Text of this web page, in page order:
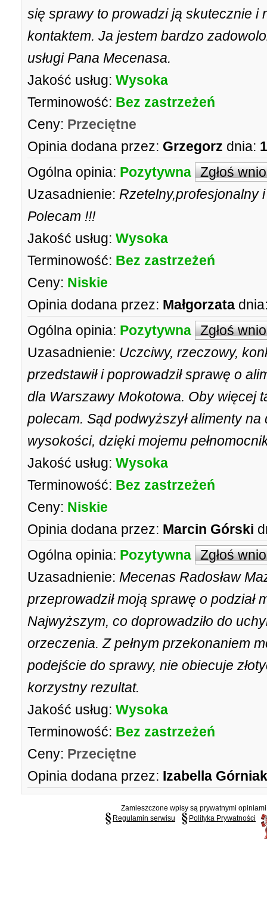
się sprawy to prowadzi ją skutecznie i
kontaktem. Ja jestem bardzo
usługi Pana Mecenasa.
Jakość usług: Wysoka
Terminowość: Bez zastrzeżeń
Ceny: Przeciętne
Opinia dodana przez: Grzegorz dnia:
Ogólna opinia: Pozytywna Zgłoś
Uzasadnienie: Rzetelny,profesjonalny
Polecam !!!
Jakość usług: Wysoka
Terminowość: Bez zastrzeżeń
Ceny: Niskie
Opinia dodana przez: Małgorzata
Ogólna opinia: Pozytywna Zgłoś
Uzasadnienie: Uczciwy, rzeczowy,
przedstawił i poprowadził sprawę o
dla Warszawy Mokotowa. Oby więcej
polecam. Sąd podwyższył alimenty
wysokości, dzięki mojemu
Jakość usług: Wysoka
Terminowość: Bez zastrzeżeń
Ceny: Niskie
Opinia dodana przez: Marcin Górski
Ogólna opinia: Pozytywna Zgłoś
Uzasadnienie: Mecenas Radosław
przeprowadził moją sprawę o podział
Najwyższym, co doprowadziło do
orzeczenia. Z pełnym przekonaniem
podejście do sprawy, nie obiecuje
korzystny rezultat.
Jakość usług: Wysoka
Terminowość: Bez zastrzeżeń
Ceny: Przeciętne
Opinia dodana przez: Izabella Górniak
Zamieszczone wpisy są prywatnymi
Regulamin serwisu
Polityka Prywatności